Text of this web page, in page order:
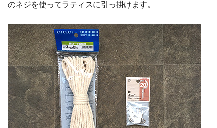
のネジを使ってラティスに引っ掛けます。